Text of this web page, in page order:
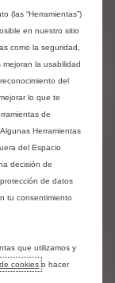
a los
Citroën
en sólo 3
más
sea
con
para
los
(las “Herramientas”)
en nuestro sitio
como la seguridad,
la usabilidad
del
lo que te
de
Herramientas
del Espacio
decisión de
de datos
tu consentimiento
que utilizamos y
cookies o hacer